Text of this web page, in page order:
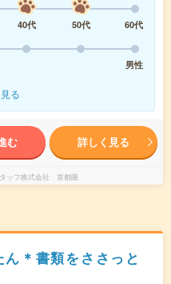
40代 50代
60代
男性
る
む 詳しく見る
ッフ株式会社 首都圏
＊書類をささっと